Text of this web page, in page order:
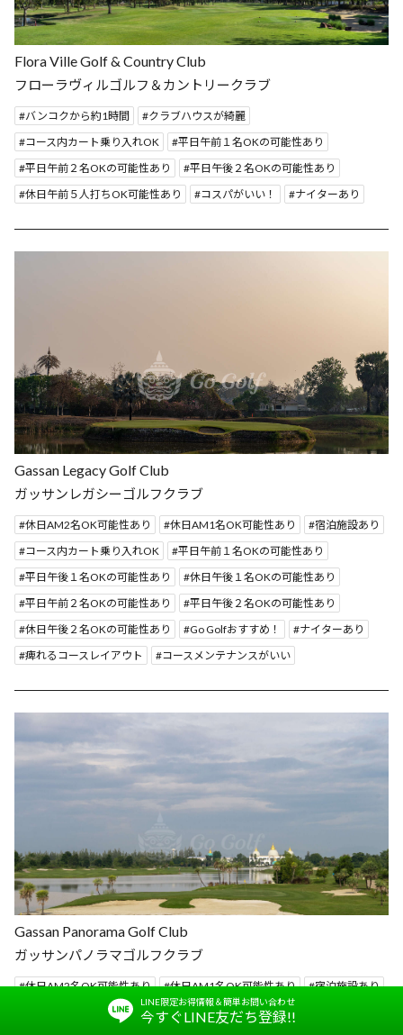
Flora Ville Golf & Country Club
フローラヴィルゴルフ＆カントリークラブ
バンコクから約1時間
クラブハウスが綺麗
コース内カート乗り入れOK
平日午前１名OKの可能性あり
平日午前２名OKの可能性あり
平日午後２名OKの可能性あり
休日午前５人打ちOK可能性あり
コスパがいい！ ナイターあり
Gassan Legacy Golf Club
ガッサンレガシーゴルフクラブ
休日AM2名OK可能性あり 休日AM1名OK可能性あり
宿泊施設あり
コース内カート乗り入れOK
平日午前１名OKの可能性あり
平日午後１名OKの可能性あり
休日午後１名OKの可能性あり
平日午前２名OKの可能性あり
平日午後２名OKの可能性あり
休日午後２名OKの可能性あり
Go Golfおすすめ！
ナイターあり
痺れるコースレイアウト
コースメンテナンスがいい
Gassan Panorama Golf Club
ガッサンパノラマゴルフクラブ
休日AM2名OK可能性あり 休日AM1名OK可能性あり
宿泊施設あり
コース内カート乗り入れOK
平日午前１名OKの可能性あり
LINE限定お得情報＆簡単お問い合わせ
今すぐLINE友だち登録!!